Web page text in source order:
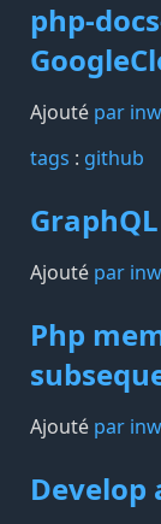
php-
Ajouté par
tags️ : github
GraphQL
Ajouté par
Php
Ajouté par
Develop